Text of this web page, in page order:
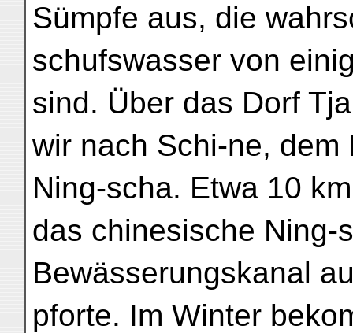
Sümpfe aus, die
schufswasser von
sind. Über das Dorf
wir nach Schi-ne,
Ning-scha. Etwa 10
das chinesische Ning-
Bewässerungskanal
pforte. Im Winter